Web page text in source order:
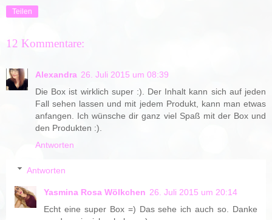
Teilen
12 Kommentare:
Alexandra 26. Juli 2015 um 08:39
Die Box ist wirklich super :). Der Inhalt kann sich auf jeden
Fall sehen lassen und mit jedem Produkt, kann man etwas
anfangen. Ich wünsche dir ganz viel Spaß mit der Box und
den Produkten :).
Antworten
Antworten
Yasmina Rosa Wölkchen 26. Juli 2015 um 20:14
Echt eine super Box =) Das sehe ich auch so. Danke